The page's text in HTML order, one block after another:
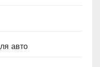
авто